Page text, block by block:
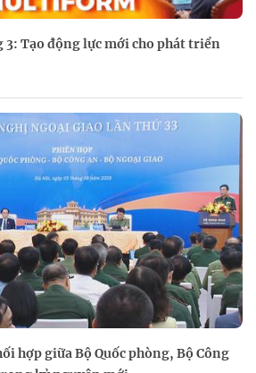
Tạo động lực mới cho phát triển
hợp giữa Bộ Quốc phòng, Bộ Công